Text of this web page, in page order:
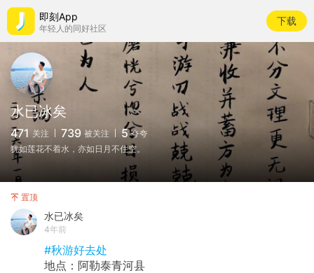
即刻App
年轻人的同好社区
下载
水已冰矣
471 关注 739 被关注 5 夸夸
犹如莲花不着水，亦如日月不住空。
置顶
水已冰矣
4年前
#秋游好去处
地点：阿勒泰青河县